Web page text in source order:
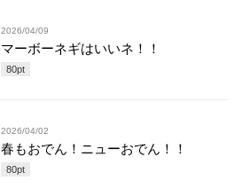
2026/04/09
マーボーネギはいいネ！！
80pt
2026/04/02
春もおでん！ニューおでん！！
80pt